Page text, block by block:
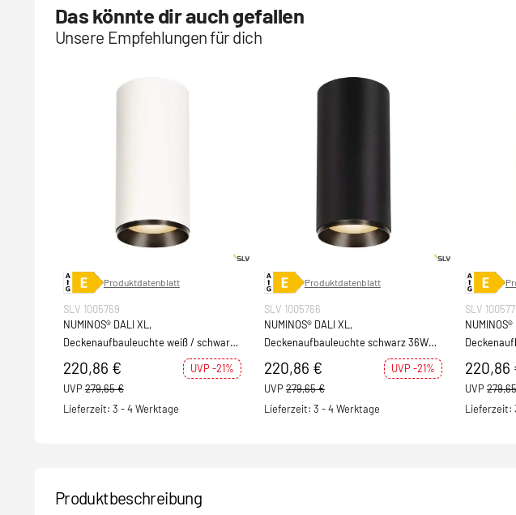
Das könnte dir auch gefallen
Unsere Empfehlungen für dich
Produktdatenblatt
SLV 1005769
NUMINOS® DALI XL,
Deckenaufbauleuchte weiß / schwarz
36W 3000K 36°
220,86 €
UVP -21%
UVP 279,65 €
Lieferzeit: 3 - 4 Werktage
Produktdatenblatt
SLV 1005766
NUMINOS® DALI XL,
Deckenaufbauleuchte schwarz 36W
3000K 36°
220,86 €
UVP -21%
UVP 279,65 €
Lieferzeit: 3 - 4 Werktage
SLV
36W 4000K
220,86
UVP
Lieferzeit:
Produktbeschreibung